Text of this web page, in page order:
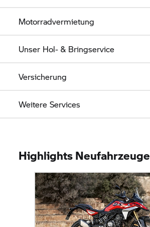
Motorradvermietung
Unser Hol- & Bringservice
Versicherung
Weitere Services
Highlights Neufahrzeuge